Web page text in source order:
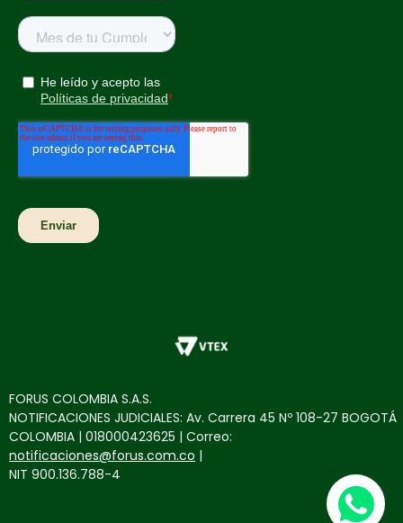
FORUS COLOMBIA S.A.S.
NOTIFICACIONES JUDICIALES: Av. Carrera 45 Nº 108-27 BOGOTÁ
COLOMBIA | 018000423625 | Correo:
notificaciones@forus.com.co |
NIT 900.136.788-4